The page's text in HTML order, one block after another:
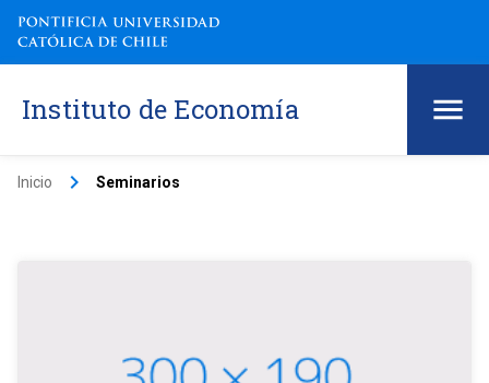
Instituto de Economía
Inicio keyboard_arrow_right Seminarios